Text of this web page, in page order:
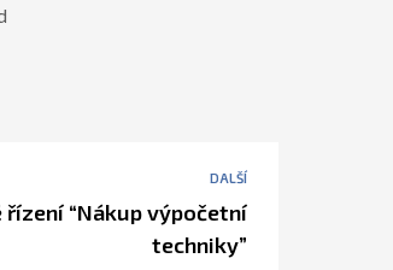
DALŠÍ
řízení “Nákup výpočetní
techniky”